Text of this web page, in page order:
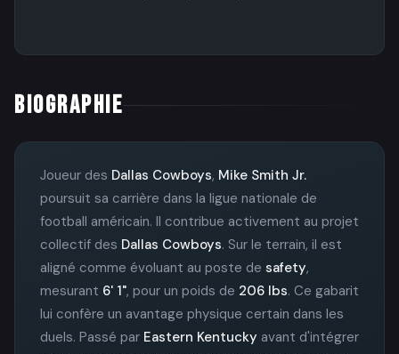
BIOGRAPHIE
Joueur des Dallas Cowboys, Mike Smith Jr.
poursuit sa carrière dans la ligue nationale de
football américain. Il contribue activement au projet
collectif des Dallas Cowboys. Sur le terrain, il est
aligné comme évoluant au poste de safety,
mesurant 6' 1", pour un poids de 206 lbs. Ce gabarit
lui confère un avantage physique certain dans les
duels. Passé par Eastern Kentucky avant d'intégrer